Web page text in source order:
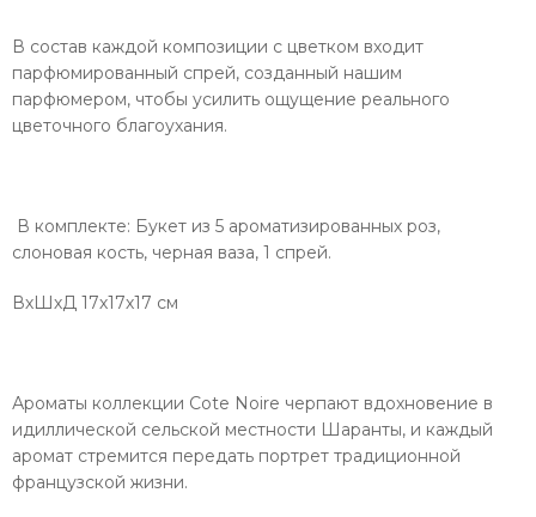
В состав каждой композиции с цветком входит
парфюмированный спрей, созданный нашим
парфюмером, чтобы усилить ощущение реального
цветочного благоухания.
В комплекте: Букет из 5 ароматизированных роз,
слоновая кость, черная ваза, 1 спрей.
ВхШхД 17х17х17 см
Ароматы коллекции Cote Noire черпают вдохновение в
идиллической сельской местности Шаранты, и каждый
аромат стремится передать портрет традиционной
французской жизни.